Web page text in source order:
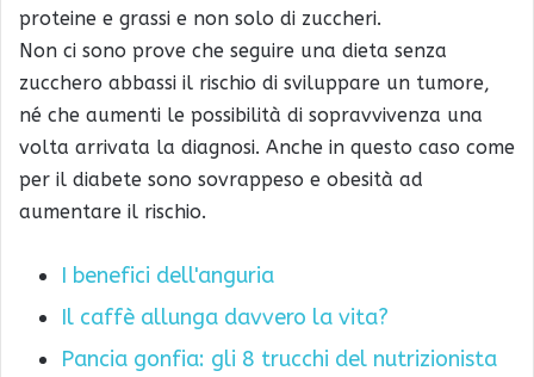
proteine e grassi e non solo di zuccheri.
Non ci sono prove che seguire una dieta senza
zucchero abbassi il rischio di sviluppare un tumore,
né che aumenti le possibilità di sopravvivenza una
volta arrivata la diagnosi. Anche in questo caso come
per il diabete sono sovrappeso e obesità ad
aumentare il rischio.
I benefici dell'anguria
Il caffè allunga davvero la vita?
Pancia gonfia: gli 8 trucchi del nutrizionista